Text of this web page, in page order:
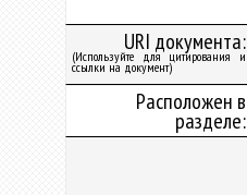
URI документа:
(Используйте для цитирования и
ссылки на документ)
Расположен в
разделе: